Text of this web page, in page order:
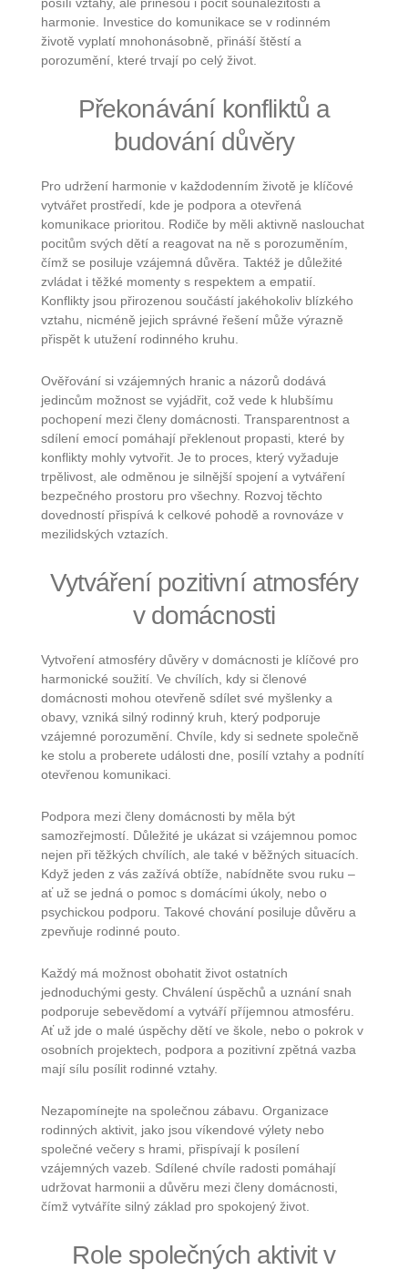
harmonie. Investice do komunikace se v rodinném
životě vyplatí mnohonásobně, přináší štěstí a
porozumění, které trvají po celý život.
Překonávání konfliktů a
budování důvěry
Pro udržení harmonie v každodenním životě je klíčové
vytvářet prostředí, kde je podpora a otevřená
komunikace prioritou. Rodiče by měli aktivně naslouchat
pocitům svých dětí a reagovat na ně s porozuměním,
čímž se posiluje vzájemná důvěra. Taktéž je důležité
zvládat i těžké momenty s respektem a empatií.
Konflikty jsou přirozenou součástí jakéhokoliv blízkého
vztahu, nicméně jejich správné řešení může výrazně
přispět k utužení rodinného kruhu.
Ověřování si vzájemných hranic a názorů dodává
jedincům možnost se vyjádřit, což vede k hlubšímu
pochopení mezi členy domácnosti. Transparentnost a
sdílení emocí pomáhají překlenout propasti, které by
konflikty mohly vytvořit. Je to proces, který vyžaduje
trpělivost, ale odměnou je silnější spojení a vytváření
bezpečného prostoru pro všechny. Rozvoj těchto
dovedností přispívá k celkové pohodě a rovnováze v
mezilidských vztazích.
Vytváření pozitivní atmosféry
v domácnosti
Vytvoření atmosféry důvěry v domácnosti je klíčové pro
harmonické soužití. Ve chvílích, kdy si členové
domácnosti mohou otevřeně sdílet své myšlenky a
obavy, vzniká silný rodinný kruh, který podporuje
vzájemné porozumění. Chvíle, kdy si sednete společně
ke stolu a proberete události dne, posílí vztahy a podnítí
otevřenou komunikaci.
Podpora mezi členy domácnosti by měla být
samozřejmostí. Důležité je ukázat si vzájemnou pomoc
nejen při těžkých chvílích, ale také v běžných situacích.
Když jeden z vás zažívá obtíže, nabídněte svou ruku –
ať už se jedná o pomoc s domácími úkoly, nebo o
psychickou podporu. Takové chování posiluje důvěru a
zpevňuje rodinné pouto.
Každý má možnost obohatit život ostatních
jednoduchými gesty. Chválení úspěchů a uznání snah
podporuje sebevědomí a vytváří příjemnou atmosféru.
Ať už jde o malé úspěchy dětí ve škole, nebo o pokrok v
osobních projektech, podpora a pozitivní zpětná vazba
mají sílu posílit rodinné vztahy.
Nezapomínejte na společnou zábavu. Organizace
rodinných aktivit, jako jsou víkendové výlety nebo
společné večery s hrami, přispívají k posílení
vzájemných vazeb. Sdílené chvíle radosti pomáhají
udržovat harmonii a důvěru mezi členy domácnosti,
čímž vytváříte silný základ pro spokojený život.
Role společných aktivit v